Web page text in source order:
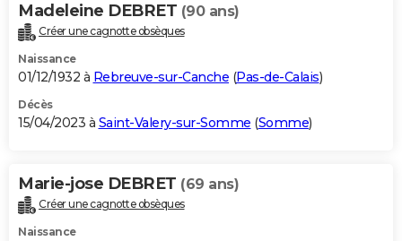
Madeleine DEBRET (90 ans)
Créer une cagnotte obsèques
Naissance
01/12/1932 à Rebreuve-sur-Canche (Pas-de-Calais)
Décès
15/04/2023 à Saint-Valery-sur-Somme (Somme)
Marie-jose DEBRET (69 ans)
Créer une cagnotte obsèques
Naissance